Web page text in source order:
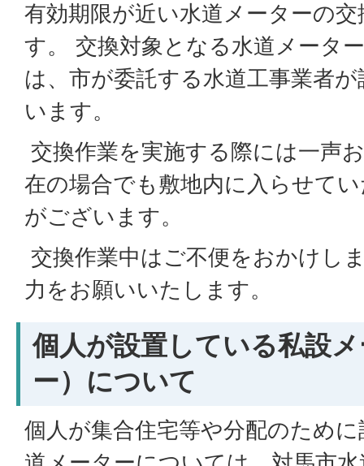
有効期限が近い水道メーターの
す。 交換対象となる水道メータ
は、市が委託する水道工事業者
います。
交換作業を実施する際には一声
在の場合でも敷地内に入らせて
がございます。
交換作業中はご不便をおかけし
力をお願いいたします。
個人が設置している私設
ー）について
個人が集合住宅等や分配のため